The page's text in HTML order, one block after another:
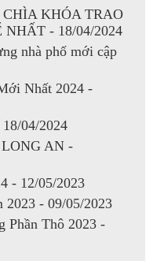
KHÓA TRAO
- 18/04/2024
nhà phố mới cập
Nhất 2024 -
04/2024
AN -
- 12/05/2023
2023 - 09/05/2023
Phần Thô 2023 -